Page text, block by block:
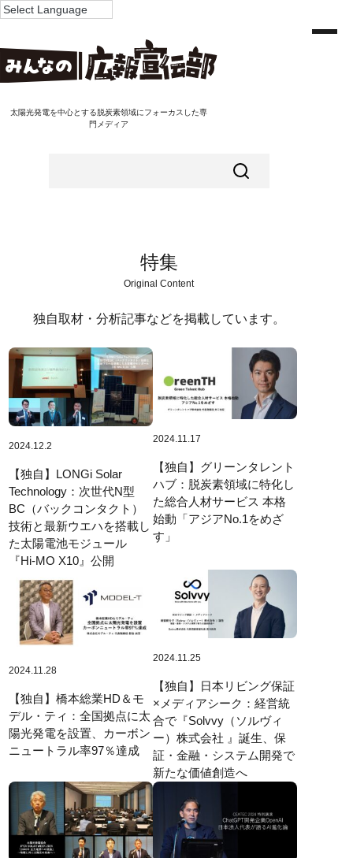
太陽光発電を中心とする脱炭素領域にフォーカスした専
門メディア
特集
Original Content
独自取材・分析記事などを掲載しています。
2024.12.2
【独自】LONGi Solar
Technology：次世代N型
BC（バックコンタクト）
技術と最新ウエハを搭載し
た太陽電池モジュール
『Hi-MO X10』公開
2024.11.17
【独自】グリーンタレント
ハブ：脱炭素領域に特化し
た総合人材サービス 本格
始動「アジアNo.1をめざ
す」
2024.11.28
【独自】橋本総業HD＆モ
デル・ティ：全国拠点に太
陽光発電を設置、カーボン
ニュートラル率97％達成
2024.11.25
【独自】日本リビング保証
×メディアシーク：経営統
合で『Solvvy（ソルヴィ
ー）株式会社 』誕生、保
証・金融・システム開発で
新たな価値創造へ